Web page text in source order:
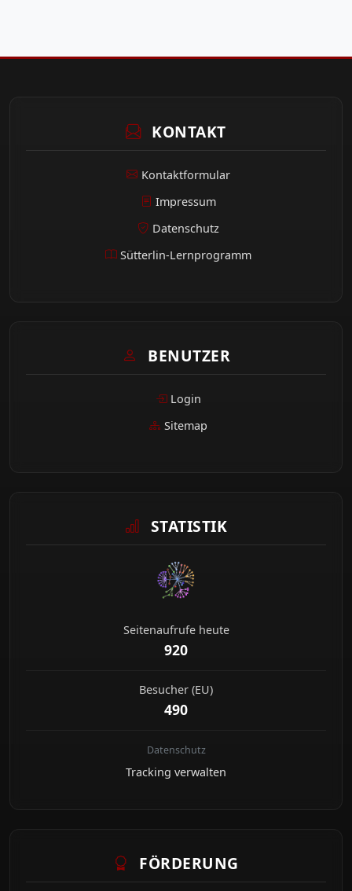
KONTAKT
Kontaktformular
Impressum
Datenschutz
Sütterlin-Lernprogramm
BENUTZER
Login
Sitemap
STATISTIK
Seitenaufrufe heute
920
Besucher (EU)
490
Datenschutz
Tracking verwalten
FÖRDERUNG